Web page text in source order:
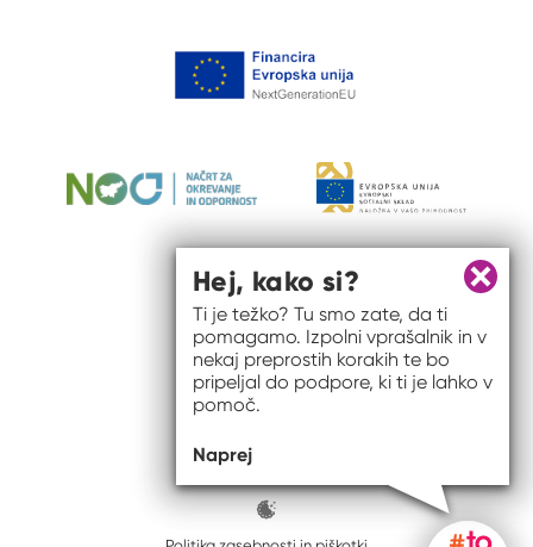
ISSN spletišča: 2820-5960
Zapri
Hej, kako si?
Ti je težko? Tu smo zate, da ti
pomagamo. Izpolni vprašalnik in v
nekaj preprostih korakih te bo
pripeljal do podpore, ki ti je lahko v
pomoč.
Naprej